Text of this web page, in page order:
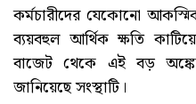
কর্মচারীদের যেকোনো
ব্যয়বহুল আর্থিক ক্ষতি
বাজেট থেকে এই বড়
জানিয়েছে সংস্থাটি।